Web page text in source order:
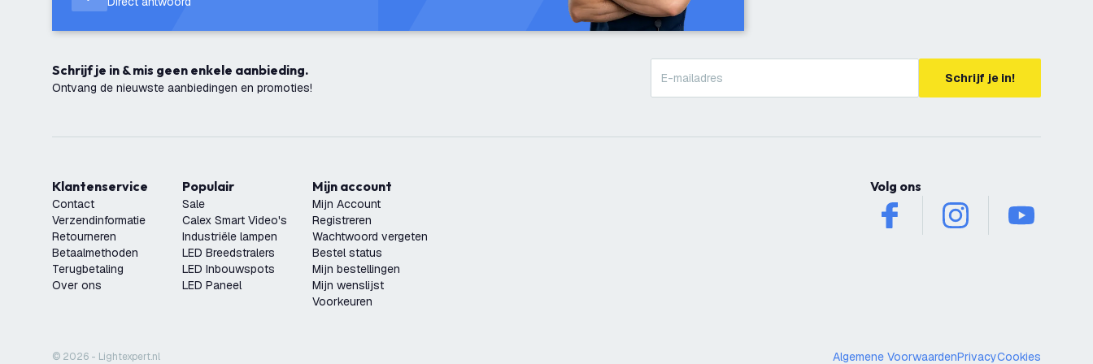
Schrijf je in & mis geen enkele aanbieding.
Ontvang de nieuwste aanbiedingen en promoties!
Schrijf je in!
Klantenservice
Contact
Verzendinformatie
Retourneren
Betaalmethoden
Terugbetaling
Over ons
Populair
Sale
Calex Smart Video's
Industriële lampen
LED Breedstralers
LED Inbouwspots
LED Paneel
Mijn account
Mijn Account
Registreren
Wachtwoord vergeten
Bestel status
Mijn bestellingen
Mijn wenslijst
Voorkeuren
Volg ons
facebook instagram youtube
© 2026 - Lightexpert.nl Algemene VoorwaardenPrivacyCookies